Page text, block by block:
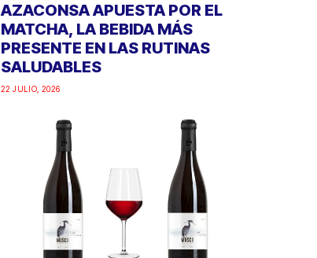
AZACONSA APUESTA POR EL
MATCHA, LA BEBIDA MÁS
PRESENTE EN LAS RUTINAS
SALUDABLES
22 JULIO, 2026